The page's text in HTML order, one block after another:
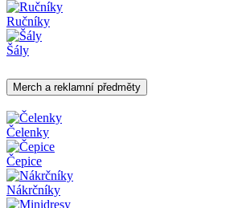
Ručníky
Šály
Merch a reklamní předměty
Čelenky
Čepice
Nákrčníky